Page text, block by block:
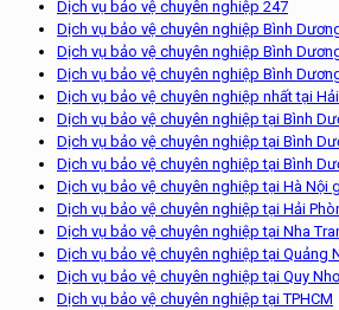
Dịch vụ bảo vệ chuyên nghiệp 247
Dịch vụ bảo vệ chuyên nghiệp Bình
Dịch vụ bảo vệ chuyên nghiệp Bình
Dịch vụ bảo vệ chuyên nghiệp Bình
Dịch vụ bảo vệ chuyên nghiệp nhất tại
Dịch vụ bảo vệ chuyên nghiệp tại Bình
Dịch vụ bảo vệ chuyên nghiệp tại Bình
Dịch vụ bảo vệ chuyên nghiệp tại Bình
Dịch vụ bảo vệ chuyên nghiệp tại Hà Nội
Dịch vụ bảo vệ chuyên nghiệp tại Hải
Dịch vụ bảo vệ chuyên nghiệp tại Nha
Dịch vụ bảo vệ chuyên nghiệp tại Quảng
Dịch vụ bảo vệ chuyên nghiệp tại Quy
Dịch vụ bảo vệ chuyên nghiệp tại TPHCM